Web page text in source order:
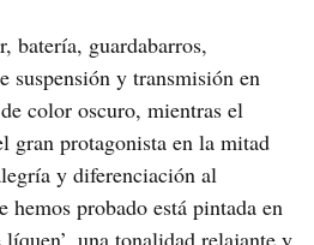
batería, guardabarros,
suspensión y transmisión en
color oscuro, mientras el
gran protagonista en la mitad
y diferenciación al
probado está pintada en
una tonalidad relajante y